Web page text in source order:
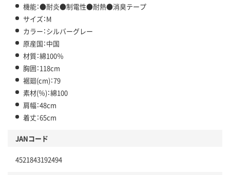
機能：●耐炎●制電性●耐熱●消臭テープ
サイズ：M
カラー：シルバーグレー
原産国：中国
材質：綿100％
胸囲：118cm
裾廻(cm)：79
素材(％)：綿100
肩幅：48cm
着丈：65cm
JANコード
4521843192494